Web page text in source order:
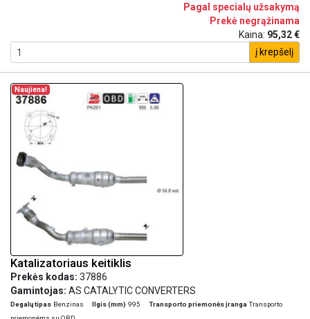
Pagal specialų užsakymą
Prekė negrąžinama
Kaina: 95,32 €
į krepšelį
Naujiena!
Katalizatoriaus keitiklis
Prekės kodas: 37886
Gamintojas: AS CATALYTIC CONVERTERS
Degalų tipas Benzinas Ilgis (mm) 995 Transporto priemonės įranga Transporto